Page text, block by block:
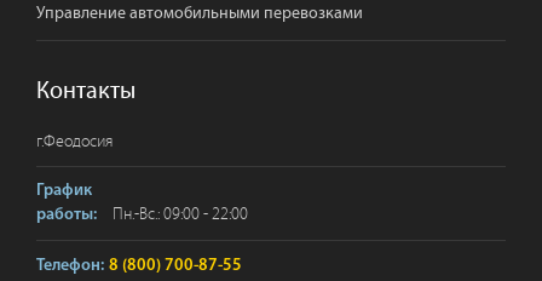
Управление автомобильными перевозками
Контакты
г.Феодосия
График
работы:
Пн.-Вс.: 09:00 - 22:00
Телефон: 8 (800) 700-87-55